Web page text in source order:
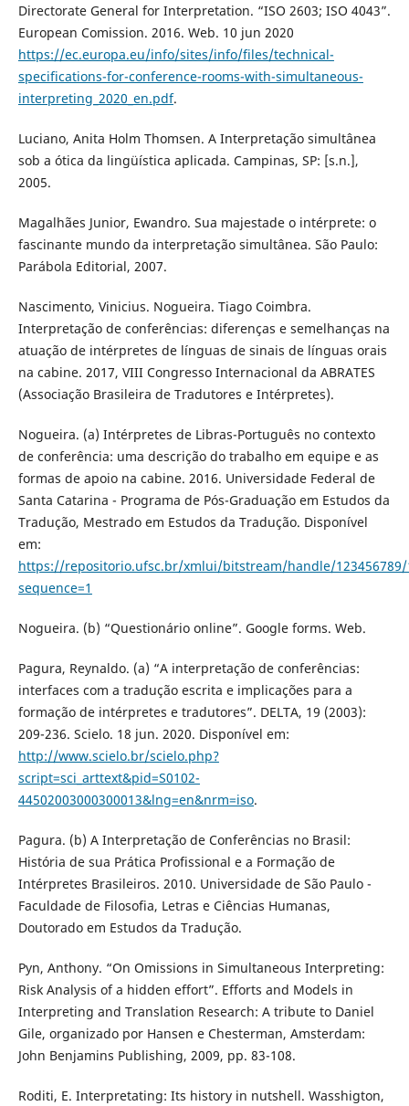
Directorate General for Interpretation. “ISO 2603; ISO 4043”.
European Comission. 2016. Web. 10 jun 2020
https://ec.europa.eu/info/sites/info/files/technical-
specifications-for-conference-rooms-with-simultaneous-
interpreting_2020_en.pdf.
Luciano, Anita Holm Thomsen. A Interpretação simultânea
sob a ótica da lingüística aplicada. Campinas, SP: [s.n.],
2005.
Magalhães Junior, Ewandro. Sua majestade o intérprete: o
fascinante mundo da interpretação simultânea. São Paulo:
Parábola Editorial, 2007.
Nascimento, Vinicius. Nogueira. Tiago Coimbra.
Interpretação de conferências: diferenças e semelhanças na
atuação de intérpretes de línguas de sinais de línguas orais
na cabine. 2017, VIII Congresso Internacional da ABRATES
(Associação Brasileira de Tradutores e Intérpretes).
Nogueira. (a) Intérpretes de Libras-Português no contexto
de conferência: uma descrição do trabalho em equipe e as
formas de apoio na cabine. 2016. Universidade Federal de
Santa Catarina - Programa de Pós-Graduação em Estudos da
Tradução, Mestrado em Estudos da Tradução. Disponível
em:
https://repositorio.ufsc.br/xmlui/bitstream/handle/123456789/
sequence=1
Nogueira. (b) “Questionário online”. Google forms. Web.
Pagura, Reynaldo. (a) “A interpretação de conferências:
interfaces com a tradução escrita e implicações para a
formação de intérpretes e tradutores”. DELTA, 19 (2003):
209-236. Scielo. 18 jun. 2020. Disponível em:
http://www.scielo.br/scielo.php?
script=sci_arttext&pid=S0102-
44502003000300013&lng=en&nrm=iso.
Pagura. (b) A Interpretação de Conferências no Brasil:
História de sua Prática Profissional e a Formação de
Intérpretes Brasileiros. 2010. Universidade de São Paulo -
Faculdade de Filosofia, Letras e Ciências Humanas,
Doutorado em Estudos da Tradução.
Pyn, Anthony. “On Omissions in Simultaneous Interpreting:
Risk Analysis of a hidden effort”. Efforts and Models in
Interpreting and Translation Research: A tribute to Daniel
Gile, organizado por Hansen e Chesterman, Amsterdam:
John Benjamins Publishing, 2009, pp. 83-108.
Roditi, E. Interpretating: Its history in nutshell. Wasshigton,